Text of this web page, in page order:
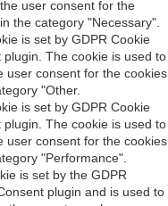
user consent for the cookies
"Other.
is set by GDPR Cookie
plugin. The cookie is used to
user consent for the cookies
"Performance".
is set by the GDPR
plugin and is used to
or not user has
to the use of cookies. It
store any personal data.